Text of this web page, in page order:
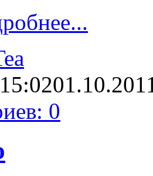
15:02
0